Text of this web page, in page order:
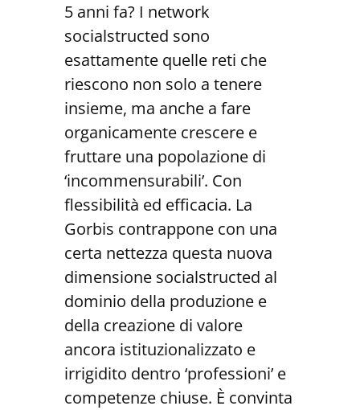
5 anni fa? I network
socialstructed sono
esattamente quelle reti che
riescono non solo a tenere
insieme, ma anche a fare
organicamente crescere e
fruttare una popolazione di
‘incommensurabili’. Con
flessibilità ed efficacia. La
Gorbis contrappone con una
certa nettezza questa nuova
dimensione socialstructed al
dominio della produzione e
della creazione di valore
ancora istituzionalizzato e
irrigidito dentro ‘professioni’ e
competenze chiuse. È convinta